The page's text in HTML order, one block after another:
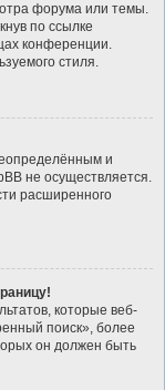
форума или темы.
по ссылке
конференции.
стиля.
и
не осуществляется.
расширенного
которые веб-
поиск», более
он должен быть